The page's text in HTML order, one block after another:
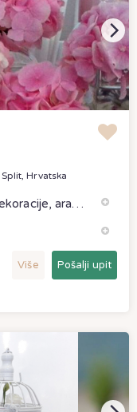
Split, Hrvatska
Cvjetni studio Mirella Split - buketi, dekoracije, aranžmani - odlične ponude. Cvjetni studio Mirella Split ocjene i komentari stvarnih klijenata.
Više Pošalji upit